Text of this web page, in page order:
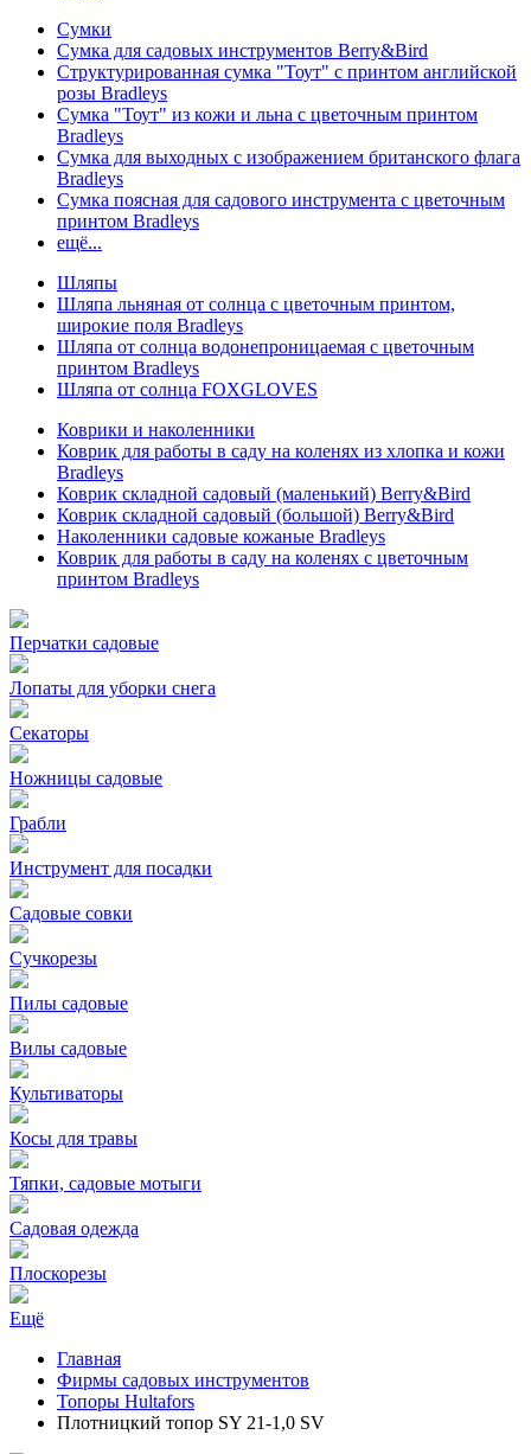
Сумки
Сумка для садовых инструментов Berry&Bird
Структурированная сумка "Тоут" с принтом английской
розы Bradleys
Сумка "Тоут" из кожи и льна с цветочным принтом
Bradleys
Сумка для выходных с изображением британского флага
Bradleys
Сумка поясная для садового инструмента с цветочным
принтом Bradleys
ещё...
Шляпы
Шляпа льняная от солнца с цветочным принтом,
широкие поля Bradleys
Шляпа от солнца водонепроницаемая с цветочным
принтом Bradleys
Шляпа от солнца FOXGLOVES
Коврики и наколенники
Коврик для работы в саду на коленях из хлопка и кожи
Bradleys
Коврик складной садовый (маленький) Berry&Bird
Коврик складной садовый (большой) Berry&Bird
Наколенники садовые кожаные Bradleys
Коврик для работы в саду на коленях с цветочным
принтом Bradleys
Перчатки садовые
Лопаты для уборки снега
Секаторы
Ножницы садовые
Грабли
Инструмент для посадки
Садовые совки
Сучкорезы
Пилы садовые
Вилы садовые
Культиваторы
Косы для травы
Тяпки, садовые мотыги
Садовая одежда
Плоскорезы
Ещё
Главная
Фирмы садовых инструментов
Топоры Hultafors
Плотницкий топор SY 21-1,0 SV